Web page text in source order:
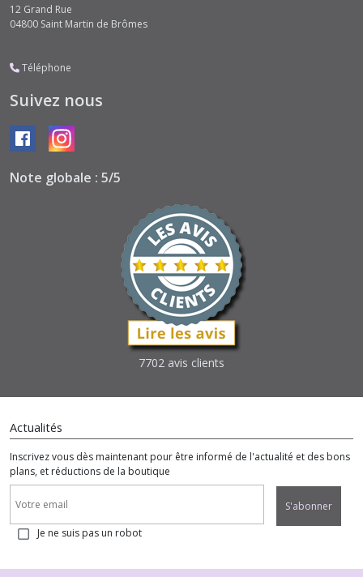
12 Grand Rue
04800 Saint Martin de Brômes
Téléphone
Suivez nous
Note globale : 5/5
7702 avis clients
Actualités
Inscrivez vous dès maintenant pour être informé de l'actualité et des bons
plans, et réductions de la boutique
S'abonner
Je ne suis pas un robot